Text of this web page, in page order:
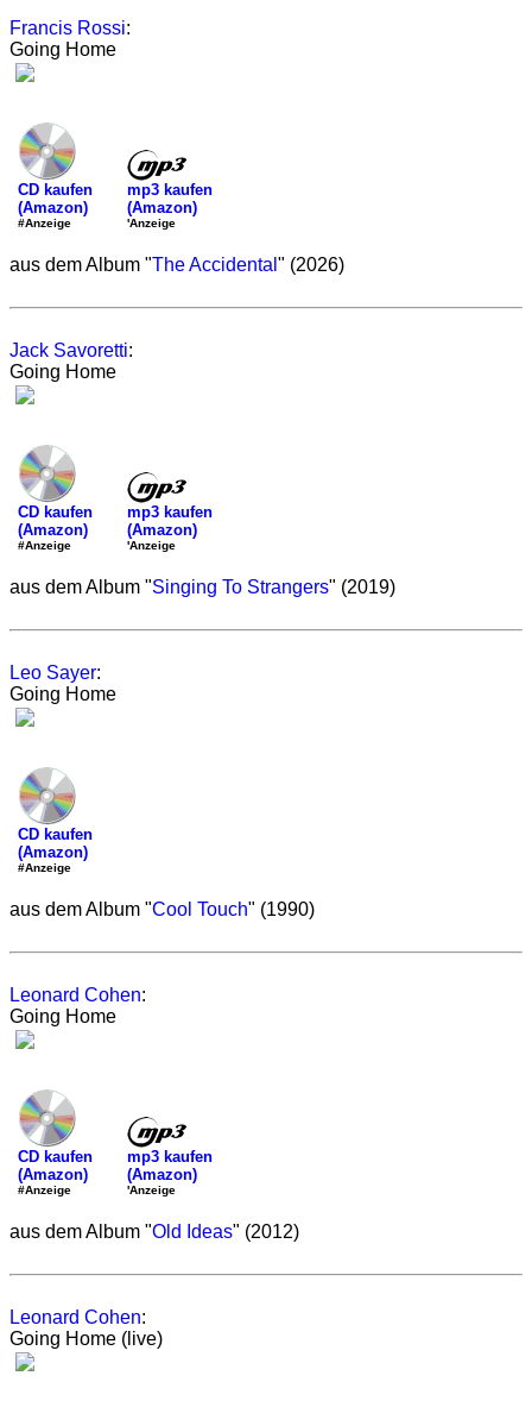
Francis Rossi:
Going Home
CD kaufen
(Amazon)
#Anzeige
mp3 kaufen
(Amazon)
'Anzeige
aus dem Album "The Accidental " (2026)
Jack Savoretti:
Going Home
CD kaufen
(Amazon)
#Anzeige
mp3 kaufen
(Amazon)
'Anzeige
aus dem Album "Singing To Strangers" (2019)
Leo Sayer:
Going Home
CD kaufen
(Amazon)
#Anzeige
aus dem Album "Cool Touch" (1990)
Leonard Cohen:
Going Home
CD kaufen
(Amazon)
#Anzeige
mp3 kaufen
(Amazon)
'Anzeige
aus dem Album "Old Ideas" (2012)
Leonard Cohen:
Going Home (live)